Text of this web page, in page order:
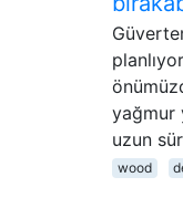
yağmur
uzun
wood